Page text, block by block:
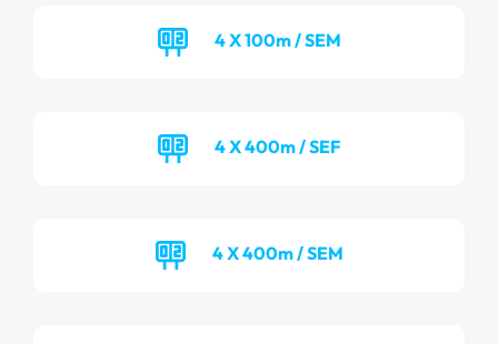
4 X 100m / SEM
4 X 400m / SEF
4 X 400m / SEM